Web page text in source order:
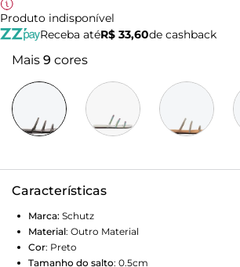
Produto indisponível
Receba atéR$ 33,60de cashback
Mais 9 cores
Características
Marca: Schutz
Material: Outro Material
Cor: Preto
Tamanho do salto: 0.5cm